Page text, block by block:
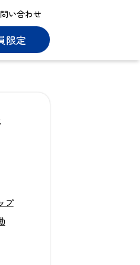
い合わせ
限定
プ